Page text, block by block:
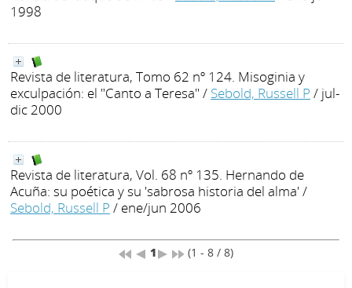
1998
Revista de literatura, Tomo 62 nº 124. Misoginia y
exculpación: el "Canto a Teresa" / Sebold, Russell P / jul-
dic 2000
Revista de literatura, Vol. 68 nº 135. Hernando de
Acuña: su poética y su 'sabrosa historia del alma'/
Sebold, Russell P / ene/jun 2006
1 (1 - 8 / 8)